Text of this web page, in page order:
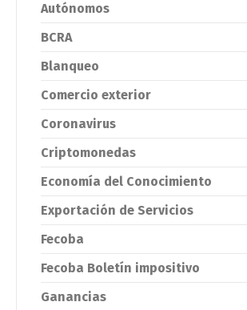
Autónomos
BCRA
Blanqueo
Comercio exterior
Coronavirus
Criptomonedas
Economía del Conocimiento
Exportación de Servicios
Fecoba
Fecoba Boletín impositivo
Ganancias